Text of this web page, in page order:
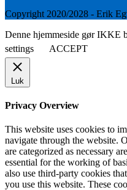
Copyright 2020/2028 - Erik
Denne hjemmeside gør IKKE
settings
ACCEPT
Luk
Privacy Overview
This website uses cookies to
navigate through the website.
are categorized as necessary
essential for the working of
also use third-party cookies
you use this website. These